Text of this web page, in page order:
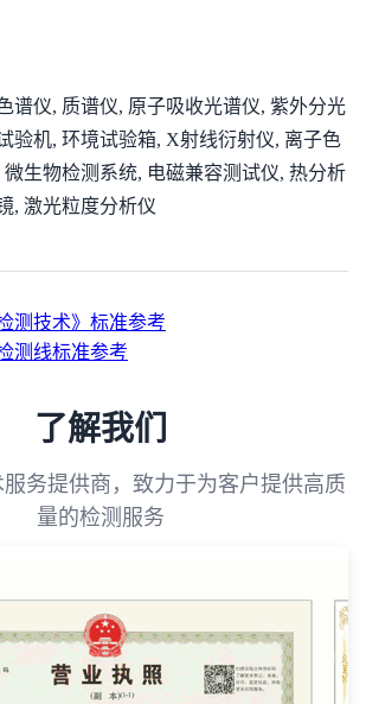
谱仪, 质谱仪, 原子吸收光谱仪, 紫外分光
验机, 环境试验箱, X射线衍射仪, 离子色
生物检测系统, 电磁兼容测试仪, 热分析
, 激光粒度分析仪
测技术》标准参考
测线标准参考
了解我们
务提供商，致力于为客户提供高质
量的检测服务